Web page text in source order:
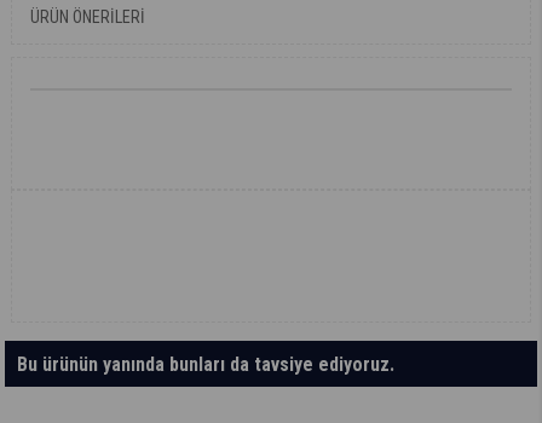
ÜRÜN ÖNERILERI
Bu ürünün yanında bunları da tavsiye ediyoruz.